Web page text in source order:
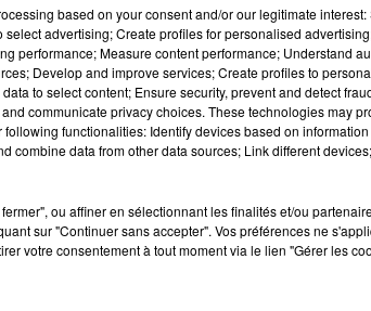
based on your consent and/or our legitimate interest:
advertising; Create profiles for personalised
performance; Measure content performance; Understand
Develop and improve services; Create profiles to
to select content; Ensure security, prevent and detect
communicate privacy choices. These technologies may
functionalities: Identify devices based on
combine data from other data sources; Link different
ou affiner en sélectionnant les finalités et/ou
sur "Continuer sans accepter". Vos préférences ne
votre consentement à tout moment via le lien "Gérer les